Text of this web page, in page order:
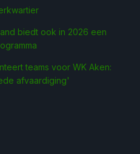
biedt ook in 2026 een
teams voor WK Aken:
afvaardiging'